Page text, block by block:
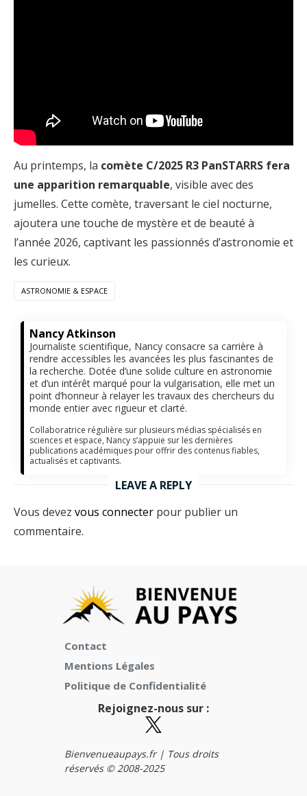
Au printemps, la comète C/2025 R3 PanSTARRS fera
une apparition remarquable, visible avec des
jumelles. Cette comète, traversant le ciel nocturne,
ajoutera une touche de mystère et de beauté à
l’année 2026, captivant les passionnés d’astronomie et
les curieux.
ASTRONOMIE & ESPACE
Nancy Atkinson
Journaliste scientifique, Nancy consacre sa carrière à
rendre accessibles les avancées les plus fascinantes de
la recherche. Dotée d’une solide culture en astronomie
et d’un intérêt marqué pour la vulgarisation, elle met un
point d’honneur à relayer les travaux des chercheurs du
monde entier avec rigueur et clarté.
Collaboratrice régulière sur plusieurs médias spécialisés en
sciences et espace, Nancy s’appuie sur les dernières
publications académiques pour offrir des contenus fiables,
actualisés et captivants.
LEAVE A REPLY
Vous devez vous connecter pour publier un
commentaire.
Contact
Mentions Légales
Politique de Confidentialité
Rejoignez-nous sur :
Bienvenueaupays.fr | Tous droits
réservés © 2008-2025